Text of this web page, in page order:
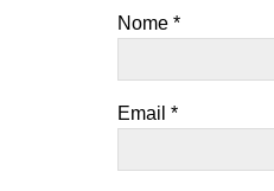
Nome *
Email *